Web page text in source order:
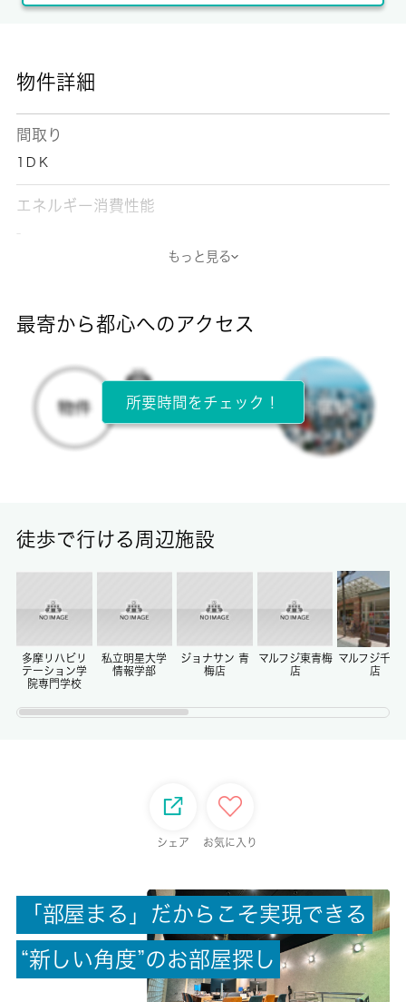
物件詳細
間取り
1ＤＫ
エネルギー消費性能
-
所在階
4階 / 5階建
-/-
駐車場/料金
空無/-
もっと見る
最寄から都心へのアクセス
所要時間をチェック！
徒歩で行ける周辺施設
多摩リハビリ
テーション学
院専門学校
私立明星大学
情報学部
ジョナサン 青
梅店
マルフジ東青梅
店
マルフジ千ヶ
店
シェア お気に入り
「 部屋 ま る 」 だ か ら こ そ実現で き る
“新 し い角 度”のお部屋探 し